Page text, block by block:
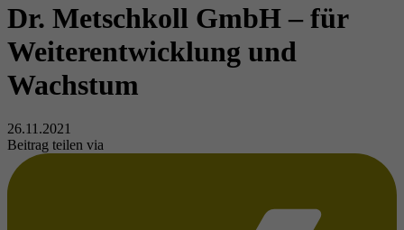
Dr. Metschkoll GmbH – für
Weiterentwicklung und
Wachstum
26.11.2021
Beitrag teilen via